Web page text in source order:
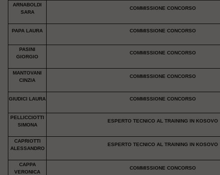
ARNABOLDI
SARA
COMMISSIONE CONCORSO
PAPA LAURA COMMISSIONE CONCORSO
PASINI
GIORGIO
COMMISSIONE CONCORSO
MANTOVANI
CINZIA
COMMISSIONE CONCORSO
GIUDICI LAURA COMMISSIONE CONCORSO
PELLICCIOTTI
SIMONA
ESPERTO TECNICO AL TRAINING IN KOSOVO
CAPRIOTTI
ALESSANDRO
ESPERTO TECNICO AL TRAINING IN KOSOVO
CAPPA
VERONICA
COMMISSIONE CONCORSO